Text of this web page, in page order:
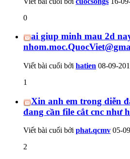
0
ai giup minh mau 2d
Viết bài cuối bởi hatien 08-09-
1
Xin anh em trong diễn
đang cần file cắt cnc như
Viết bài cuối bởi phat.qcmv 05-
2